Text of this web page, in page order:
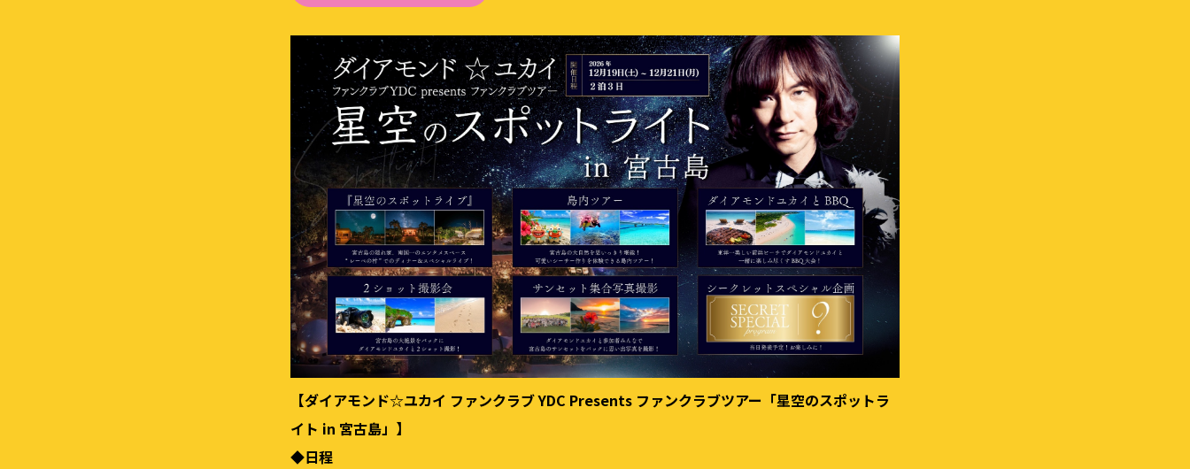
【ダイアモンド☆ユカイ ファンクラブ YDC Presents ファンクラブツアー「星空のスポットラ
イト in 宮古島」】
◆⽇程